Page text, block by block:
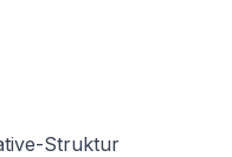
Struktur